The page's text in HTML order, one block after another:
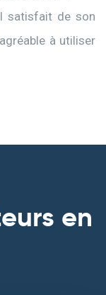
satisfait de son
à utiliser
en